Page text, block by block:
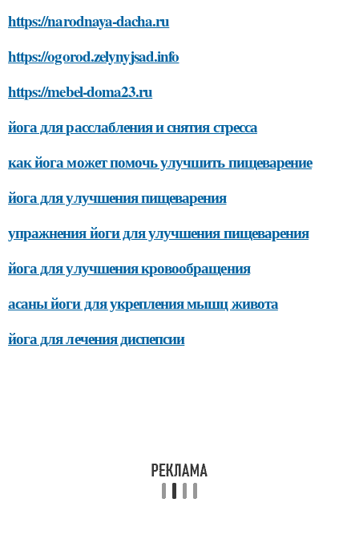
https://narodnaya-dacha.ru
https://ogorod.zelynyjsad.info
https://mebel-doma23.ru
йога для расслабления и снятия стресса
как йога может помочь улучшить пищеварение
йога для улучшения пищеварения
упражнения йоги для улучшения пищеварения
йога для улучшения кровообращения
асаны йоги для укрепления мышц живота
йога для лечения диспепсии